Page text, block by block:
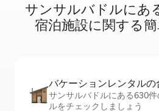
サンサルバドルに⁠あ⁠
宿⁠泊⁠施⁠設⁠に関⁠す⁠る
バケーションレ⁠ン⁠タ⁠ル⁠の
サンサルバドルにある630
ルをチェックしましょう